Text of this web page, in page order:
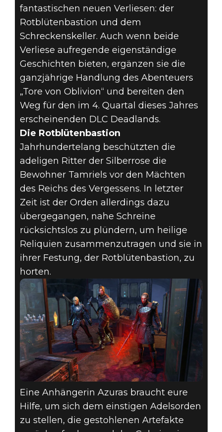
fantastischen neuen Verliesen: der
Rotblütenbastion und dem
Schreckenskeller. Auch wenn beide
Verliese aufregende eigenständige
Geschichten bieten, ergänzen sie die
ganzjährige Handlung des Abenteuers
„Tore von Oblivion“ und bereiten den
Weg für den im 4. Quartal dieses Jahres
erscheinenden DLC Deadlands.
Die Rotblütenbastion
Jahrhundertelang beschützten die
adeligen Ritter der Silberrose die
Bewohner Tamriels vor den Mächten
des Reichs des Vergessens. In letzter
Zeit ist der Orden allerdings dazu
übergegangen, nahe Schreine
rücksichtslos zu plündern, um heilige
Reliquien zusammenzutragen und sie in
ihrer Festung, der Rotblütenbastion, zu
horten.
Eine Anhängerin Azuras braucht eure
Hilfe, um sich dem einstigen Adelsorden
zu stellen, die gestohlenen Artefakte